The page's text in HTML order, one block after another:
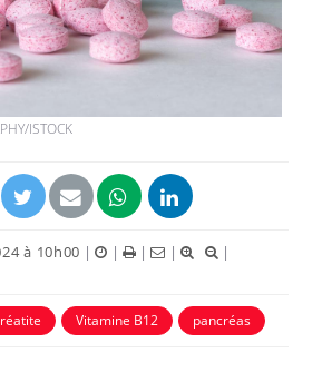
ISTOCK
à 10h00 | | | |
|
Vitamine B12 pancréas